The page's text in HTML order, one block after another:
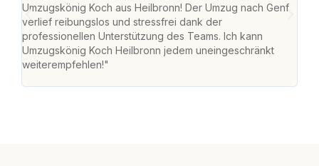
Umzugskönig Koch aus Heilbronn! Der Umzug nach Genf
verlief reibungslos und stressfrei dank der
professionellen Unterstützung des Teams. Ich kann
Umzugskönig Koch Heilbronn jedem uneingeschränkt
weiterempfehlen!"